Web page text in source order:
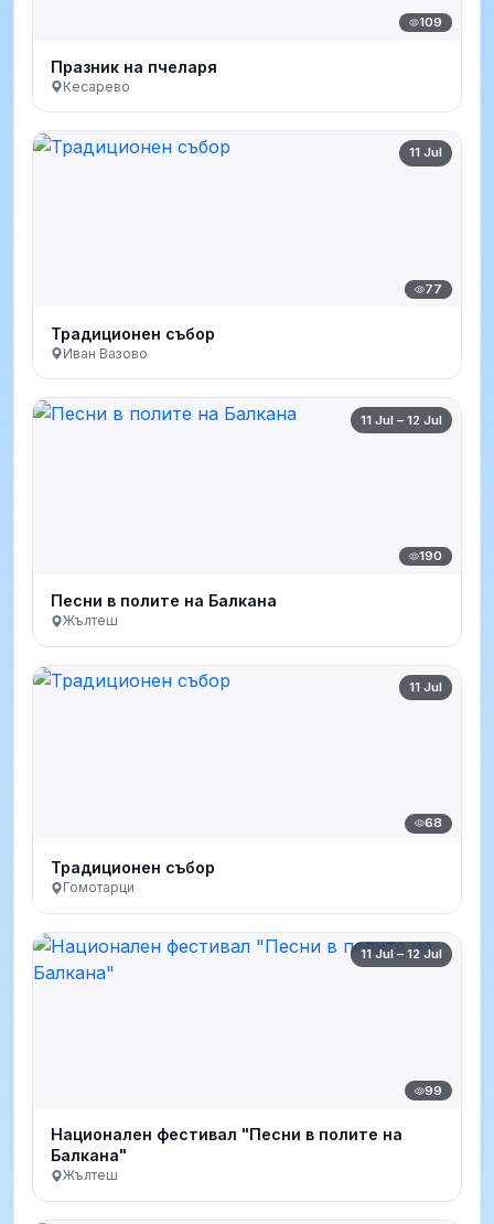
109
Празник на пчеларя
Кесарево
11 Jul
77
Традиционен събор
Иван Вазово
11 Jul – 12 Jul
190
Песни в полите на Балкана
Жълтеш
11 Jul
68
Традиционен събор
Гомотарци
11 Jul – 12 Jul
99
Национален фестивал "Песни в полите на
Балкана"
Жълтеш